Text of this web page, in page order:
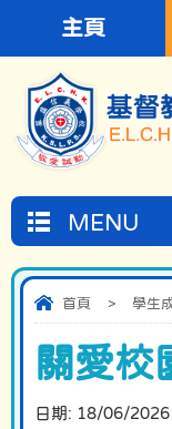
主頁
MENU
首頁 > 學生
關愛校
日期: 18/06/2026